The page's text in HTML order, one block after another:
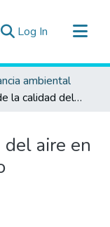
Log In (current)
ambiental
Evaluación de la calidad del aire en las Lomas de Carabayllo
aire en